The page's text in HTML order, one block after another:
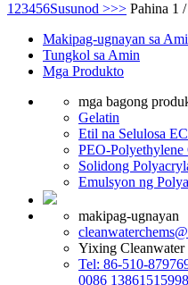
1 23456Susunod >>> Pahina 1
Makipag-ugnayan sa
Tungkol sa Amin
Mga Produkto
mga bagong
Gelatin
Etil na Selulosa EC
PEO-Polyethylene
Solidong
Emulsyon ng
makipag-ugnayan
Yixing Cleanwater
Tel: 86-510-
0086 13861515998